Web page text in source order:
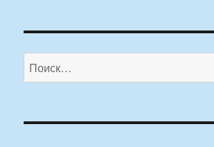
Искать: